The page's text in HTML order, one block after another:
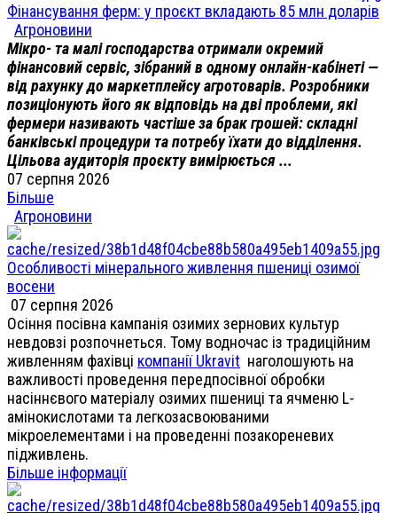
Фінансування ферм: у проєкт вкладають 85 млн доларів
Агроновини
Мікро- та малі господарства отримали окремий
фінансовий сервіс, зібраний в одному онлайн-кабінеті —
від рахунку до маркетплейсу агротоварів. Розробники
позиціонують його як відповідь на дві проблеми, які
фермери називають частіше за брак грошей: складні
банківські процедури та потребу їхати до відділення.
Цільова аудиторія проєкту вимірюється ...
07 серпня 2026
Більше
Агроновини
Особливості мінерального живлення пшениці озимої
восени
07 серпня 2026
Осіння посівна кампанія озимих зернових культур
невдовзі розпочнеться. Тому водночас із традиційним
живленням фахівці компанії Ukravit наголошують на
важливості проведення передпосівної обробки
насіннєвого матеріалу озимих пшениці та ячменю L-
амінокислотами та легкозасвоюваними
мікроелементами і на проведенні позакореневих
підживлень.
Більше інформації